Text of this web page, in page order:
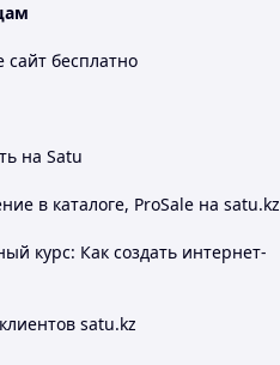
сайт бесплатно
на Satu
в каталоге, ProSale на satu.kz
курс: Как создать интернет-
satu.kz